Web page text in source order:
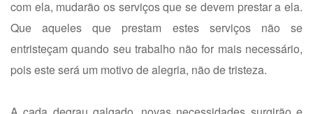
com ela, mudarão os serviços que se devem prestar a ela.
Que aqueles que prestam estes serviços não se
entristeçam quando seu trabalho não for mais necessário,
pois este será um motivo de alegria, não de tristeza.